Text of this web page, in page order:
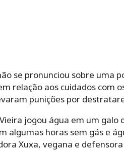
se pronunciou sobre uma
relação aos cuidados com
punições por
jogou água em um
algumas horas sem gás e
Xuxa, vegana e